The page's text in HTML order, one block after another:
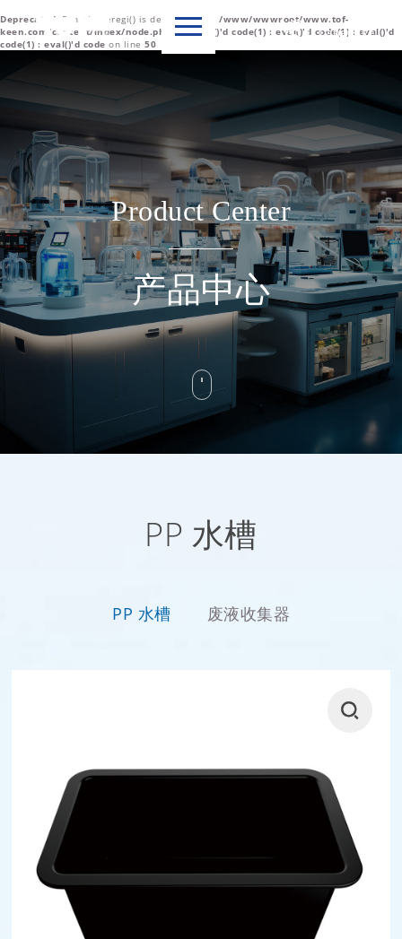
Deprecated : Function eregi() is deprecated in /www/wwwroot/www.tof-
keen.com/content/index/node.php(1) : eval()'d code(1) : eval()'d code(1) : eval()'d
code(1) : eval()'d code on line 50
 Language
English
Product Center
产品中心
PP 水槽
PP 水槽 废液收集器